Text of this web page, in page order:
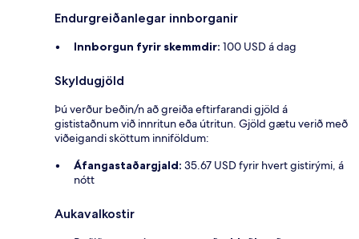
Endurgreiðanlegar innborganir
Innborgun fyrir skemmdir: 100 USD á dag
Skyldugjöld
Þú verður beðin/n að greiða eftirfarandi gjöld á
gististaðnum við innritun eða útritun. Gjöld gætu verið með
viðeigandi sköttum inniföldum:
Áfangastaðargjald: 35.67 USD fyrir hvert gistirými, á
nótt
Aukavalkostir